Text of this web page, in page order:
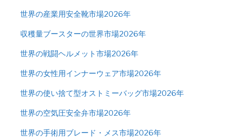
世界の産業用安全靴市場2026年
収穫量ブースターの世界市場2026年
世界の戦闘ヘルメット市場2026年
世界の女性用インナーウェア市場2026年
世界の使い捨て型オストミーバッグ市場2026年
世界の空気圧安全弁市場2026年
世界の手術用ブレード・メス市場2026年